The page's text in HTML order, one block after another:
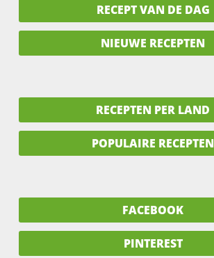
RECEPT VAN DE DAG
NIEUWE RECEPTEN
RECEPTEN PER LAND
POPULAIRE RECEPTEN
FACEBOOK
PINTEREST